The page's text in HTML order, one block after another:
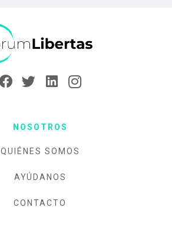
NOSOTROS
QUIÉNES SOMOS
AYÚDANOS
CONTACTO